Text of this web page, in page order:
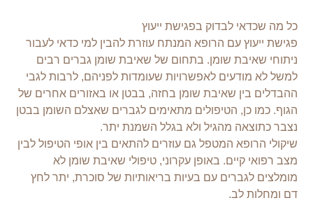
כל מה שכדאי לבדוק בפגישת ייעוץ
פגישת ייעוץ עם הרופא המנתח עוזרת להבין למי כדאי לעבור
ניתוחי שאיבת שומן. בתחום של שאיבת שומן גברים רבים
למשל לא מודעים לאפשרויות שעומדות לפניהם, לרבות לגבי
ההבדלים בין שאיבת שומן בחזה, בבטן או באזורים אחרים של
הגוף. כמו כן, הטיפולים מתאימים לגברים שאצלם השומן בבטן
נצבר כתוצאה מהגיל ולא בגלל השמנת יתר.
שיקולי הרופא המטפל גם עוזרים להתאים בין אופי הטיפול לבין
מצב רפואי קיים. באופן עקרוני, טיפולי שאיבת שומן לא
מומלצים לגברים עם בעיות בריאותיות של סוכרת, יתר לחץ
דם ומחלות לב.